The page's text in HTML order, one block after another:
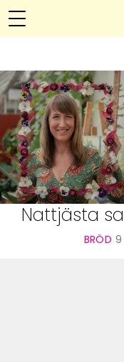
Hälsa
Relationer
Handarbete
Annelie
Hem
Om Annelie
Kategorier
Nattjästa
BRÖD 9